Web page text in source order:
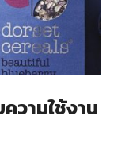
วามใช้งาน